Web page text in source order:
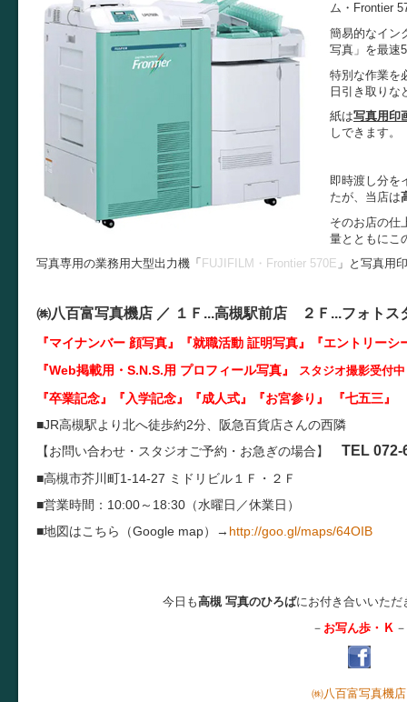
ム・Frontier
簡易的なイン
写真」を最速
特別な作業を
日引き取りな
紙は写真用印
しできます。
即時渡し分を
たが、当店は
そのお店の仕
量とともにこ
写真専用の業務用大型出力機「 FUJIFILM・Frontier 570E 」と写真用
㈱八百富写真機店 ／ １Ｆ...高槻駅前店 ２Ｆ...フォトス
『マイナンバー 顔写真』『就職活動 証明写真』『エントリーシ
『Web掲載用・S.N.S.用 プロフィール写真』
スタジオ撮影受付中
『卒業記念』『入学記念』『成人式』『お宮参り』 『七五三』
■JR高槻駅より北へ徒歩約2分、阪急百貨店さんの西隣
【お問い合わせ・スタジオご予約・お急ぎの場合】 TEL 072-
■高槻市芥川町1-14-27 ミドリビル１Ｆ・２Ｆ
■営業時間：10:00～18:30（水曜日／休業日）
■地図はこちら（Google map）→ http://goo.gl/maps/64OIB
今日も高槻 写真のひろばにお付き合いいただ
－ お写ん歩・ Ｋ －
㈱八百富写真機店